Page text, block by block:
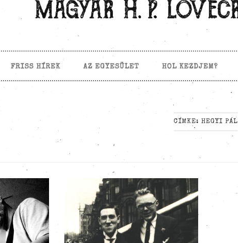
FRISS HÍREK AZ EGYESÜLET HOL KEZDJEM?
CÍMKE: HEGYI PÁL